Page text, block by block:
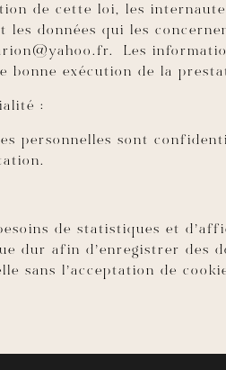
de cette loi, les
les données qui les
Les
bonne exécution de la
:
personnelles sont
de statistiques et
dur afin d’enregistrer des
sans l’acceptation de